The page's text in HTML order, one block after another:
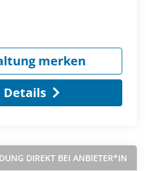
merken
DIREKT BEI ANBIETER*IN